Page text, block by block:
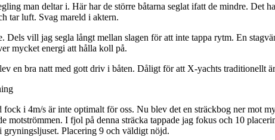
man deltar i. Här har de större båtarna seglat ifatt de mindre. Det
tar luft. Svag mareld i aktern.
vill jag segla långt mellan slagen för att inte tappa rytm. En
mycket energi att hålla koll på.
en bra natt med gott driv i båten. Dåligt för att X-yachts traditionellt
i 4m/s är inte optimalt för oss. Nu blev det en sträckbog ner mot
I fjol på denna sträcka tappade jag fokus och 10
gryningsljuset. Placering 9 och väldigt nöjd.